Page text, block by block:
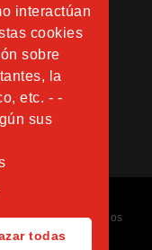
interactúan
cookies
sobre
la
etc. - -
sus
todas
. Todos los derechos